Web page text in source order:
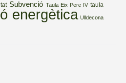
Subvenció Taula Eix Pere IV taula
energètica Ulldecona